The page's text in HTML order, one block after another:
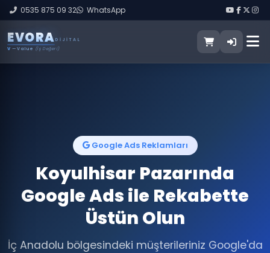
0535 875 09 32 WhatsApp
EVORA DIJITAL
V — Value (İş Değeri)
Google Ads Reklamları
Koyulhisar Pazarında
Google Ads ile Rekabette
Üstün Olun
İç Anadolu bölgesindeki müşterileriniz Google'da